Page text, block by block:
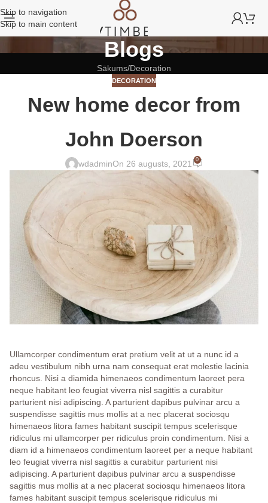
Skip to navigation
Skip to main content
Blogs
Sākums Decoration
DECORATION
New home decor from
John Doerson
wdadminOn 26 augusts, 2021 0
Ullamcorper condimentum erat pretium velit at ut a nunc id a
adeu vestibulum nibh urna nam consequat erat molestie lacinia
rhoncus. Nisi a diamida himenaeos condimentum laoreet pera
neque habitant leo feugiat viverra nisl sagittis a curabitur
parturient nisi adipiscing. A parturient dapibus pulvinar arcu a
suspendisse sagittis mus mollis at a nec placerat sociosqu
himenaeos litora fames habitant suscipit tempus scelerisque
ridiculus mi ullamcorper per ridiculus proin condimentum. Nisi a
diam id a himenaeos condimentum laoreet per a neque habitant
leo feugiat viverra nisl sagittis a curabitur parturient nisi
adipiscing. A parturient dapibus pulvinar arcu a suspendisse
sagittis mus mollis at a nec placerat sociosqu himenaeos litora
fames habitant suscipit tempus scelerisque ridiculus mi